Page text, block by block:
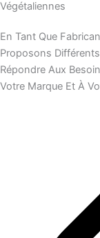
Végétaliennes
En Tant Que
Proposons
Répondre Aux
Votre Marque Et À